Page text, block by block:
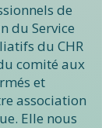
de
du Service
du CHR
comité aux
et
association
Elle nous